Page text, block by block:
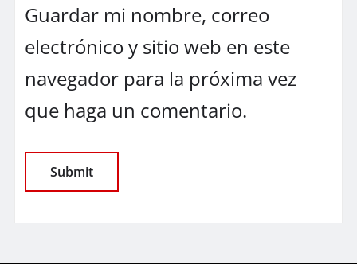
Guardar mi nombre, correo
electrónico y sitio web en este
navegador para la próxima vez
que haga un comentario.